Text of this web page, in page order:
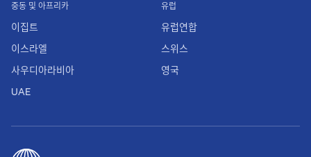
유럽
유럽연합
스위스
영국
중동 및 아프리카
이집트
이스라엘
사우디아라비아
UAE